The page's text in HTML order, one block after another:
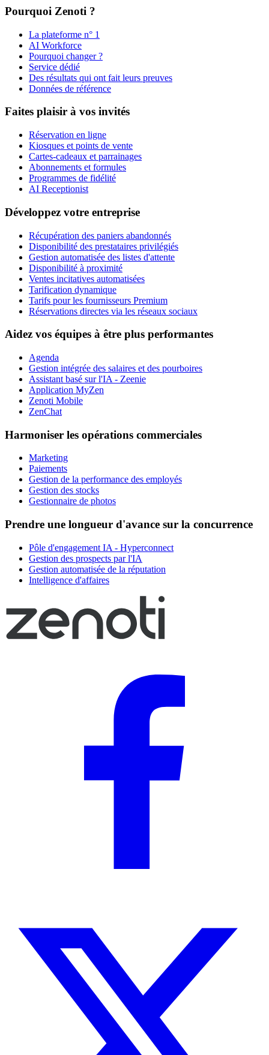
Pourquoi Zenoti ?
La plateforme n° 1
AI Workforce
Pourquoi changer ?
Service dédié
Des résultats qui ont fait leurs preuves
Données de référence
Faites plaisir à vos invités
Réservation en ligne
Kiosques et points de vente
Cartes-cadeaux et parrainages
Abonnements et formules
Programmes de fidélité
AI Receptionist
Développez votre entreprise
Récupération des paniers abandonnés
Disponibilité des prestataires privilégiés
Gestion automatisée des listes d'attente
Disponibilité à proximité
Ventes incitatives automatisées
Tarification dynamique
Tarifs pour les fournisseurs Premium
Réservations directes via les réseaux sociaux
Aidez vos équipes à être plus performantes
Agenda
Gestion intégrée des salaires et des pourboires
Assistant basé sur l'IA - Zeenie
Application MyZen
Zenoti Mobile
ZenChat
Harmoniser les opérations commerciales
Marketing
Paiements
Gestion de la performance des employés
Gestion des stocks
Gestionnaire de photos
Prendre une longueur d'avance sur la concurrence
Pôle d'engagement IA - Hyperconnect
Gestion des prospects par l'IA
Gestion automatisée de la réputation
Intelligence d'affaires